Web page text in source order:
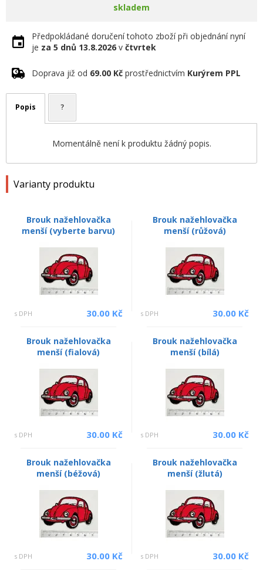
skladem
Předpokládané doručení tohoto zboží při objednání nyní
je za 5 dnů 13.8.2026 v čtvrtek
Doprava již od 69.00 Kč prostřednictvím Kurýrem PPL
Popis ?
Momentálně není k produktu žádný popis.
Varianty produktu
Brouk nažehlovačka
menší (vyberte barvu)
s DPH 30.00 Kč
Brouk nažehlovačka
menší (růžová)
s DPH 30.00 Kč
Brouk nažehlovačka
menší (fialová)
s DPH 30.00 Kč
Brouk nažehlovačka
menší (bílá)
s DPH 30.00 Kč
Brouk nažehlovačka
menší (béžová)
s DPH 30.00 Kč
Brouk nažehlovačka
menší (žlutá)
s DPH 30.00 Kč